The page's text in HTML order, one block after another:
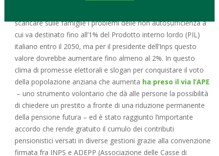
scaricare sulle famiglie i problemi delle non autosufficienza a
cui va destinato fino all’1% del Prodotto interno lordo (PIL)
italiano entro il 2050, ma per il presidente dell’Inps questo
valore dovrebbe aumentare fino almeno al 2%. In questo
clima di promesse elettorali e slogan per conquistare il voto
della popolazione anziana che aumenta ha preso il via l’APE
– uno strumento volontario che dà alle persone la possibilità
di chiedere un prestito a fronte di una riduzione permanente
della pensione futura – ed è stato raggiunto l’importante
accordo che rende gratuito il cumulo dei contributi
pensionistici versati in diverse gestioni grazie alla convenzione
firmata fra INPS e ADEPP (Associazione delle Casse di